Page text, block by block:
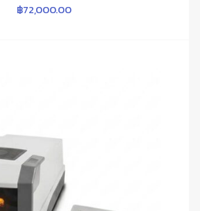
฿72,000.00